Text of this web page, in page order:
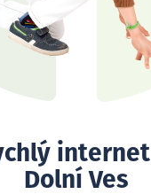
Dolní Ves